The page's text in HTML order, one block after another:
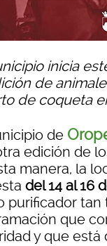
inicia
de
de coqueta
de
edición de
manera, la
del 14 al 16
purificador tan
que
y que está